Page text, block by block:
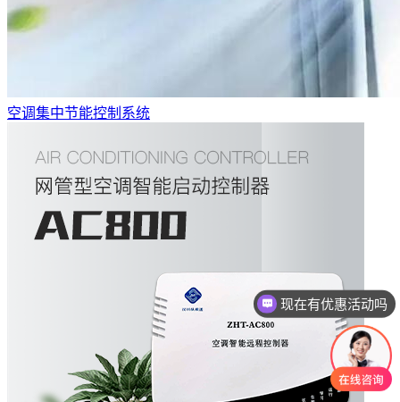
空调集中节能控制系统
可以介绍下你们的产品么
现在有优惠活动吗